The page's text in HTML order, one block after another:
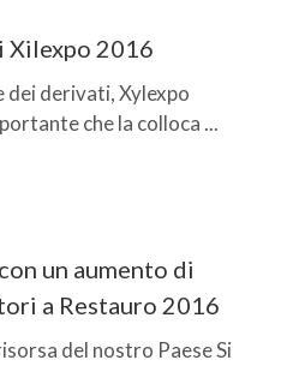
Xilexpo 2016
dei derivati, Xylexpo
che la colloca ...
un aumento di
a Restauro 2016
del nostro Paese Si